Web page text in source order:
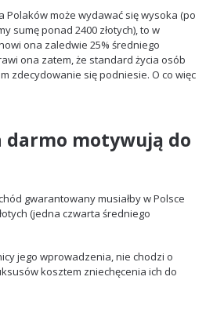
Polaków może wydawać się wysoka (po
sumę ponad 2400 złotych), to w
ona zaledwie 25% średniego
ona zatem, że standard życia osób
zdecydowanie się podniesie. O co więc
darmo motywują do
gwarantowany musiałby w Polsce
(jedna czwarta średniego
jego wprowadzenia, nie chodzi o
kosztem zniechęcenia ich do